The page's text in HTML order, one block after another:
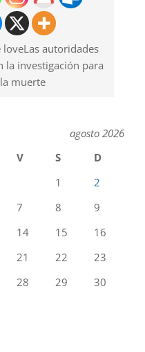
loveLas autoridades
la investigación para
muerte
agosto 2026
V S
D
1
2
7 8
9
14 15
16
21 22
23
28 29
30